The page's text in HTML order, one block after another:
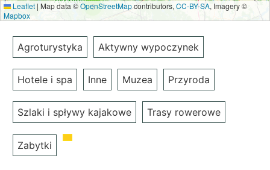
3
Leaflet | Map data ©OpenStreetMapcontributors, CC-BY-SA, Imagery ©
Mapbox
Agroturystyka Aktywny wypoczynek
Hotele i spa Inne Muzea Przyroda
Szlaki i spływy kajakowe Trasy rowerowe
Zabytki